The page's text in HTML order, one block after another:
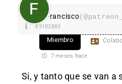
Francisco
#3182883
Miembro
7 meses hace
Si, y tanto que se van a